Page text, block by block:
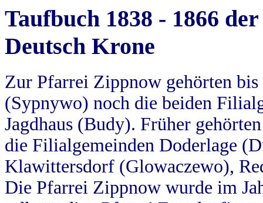
Taufbuch 1838 - 1866
Deutsch Krone
Zur Pfarrei Zippnow gehörten
(Sypnywo) noch die beiden
Jagdhaus (Budy). Früher
die Filialgemeinden Doderlage
Klawittersdorf (Glowaczewo),
Die Pfarrei Zippnow wurde im